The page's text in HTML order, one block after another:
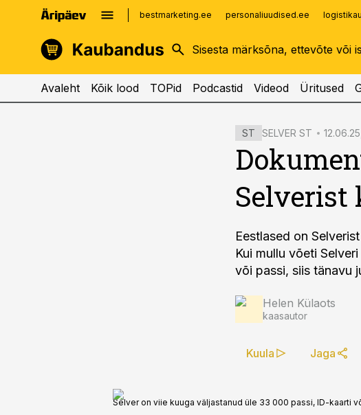
bestmarketing.ee personaliuudised.ee
kinnisvarauudised.ee
logistikauudised.ee
imelineajalugu.ee
Avaleht Kõik lood TOPid Podcastid Videod Üritused
ST SELVER ST
Selverist
Eestlased on
Kui mullu võeti
või passi, siis tänavu
Helen Külaots
kaasautor
Kuula Jaga
Selver on viie kuuga väljastanud üle 33 000 passi, ID-kaarti